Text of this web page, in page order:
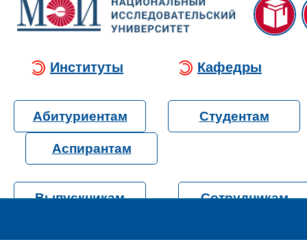
Институты Кафедры
Абитуриентам Студентам
Аспирантам
Выпускникам Сотрудникам